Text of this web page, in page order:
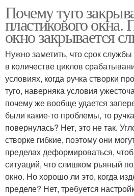
Почему туго
пластикового окна.
окно закрывается
Нужно заметить, что срок
в количестве циклов
условиях, когда ручка створки
туго, наверняка условия
почему же вообще удается
были какие-то проблемы, то
повернулась? Нет, это не так.
створке гибкие, поэтому они
пределах деформироваться,
ситуаций, что слишком рьяный
окно. Но хорошо ли это, когда
пределе? Нет, требуется